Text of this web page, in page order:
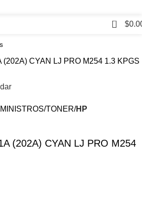
0 $
TONER HP
(202A) CYAN LJ PRO M254